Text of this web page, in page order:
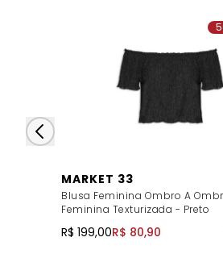
MARKET 33
Blusa Feminina Ombro A
Feminina Texturizada - Preto
R$ 199,00R$ 80,90